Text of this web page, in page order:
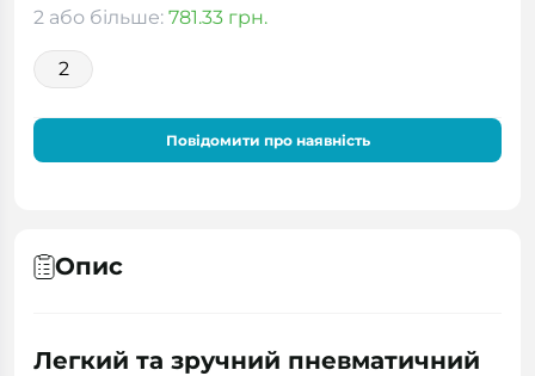
2 або більше: 781.33 грн.
2
Повідомити про наявність
Опис
Легкий та зручний пневматичний